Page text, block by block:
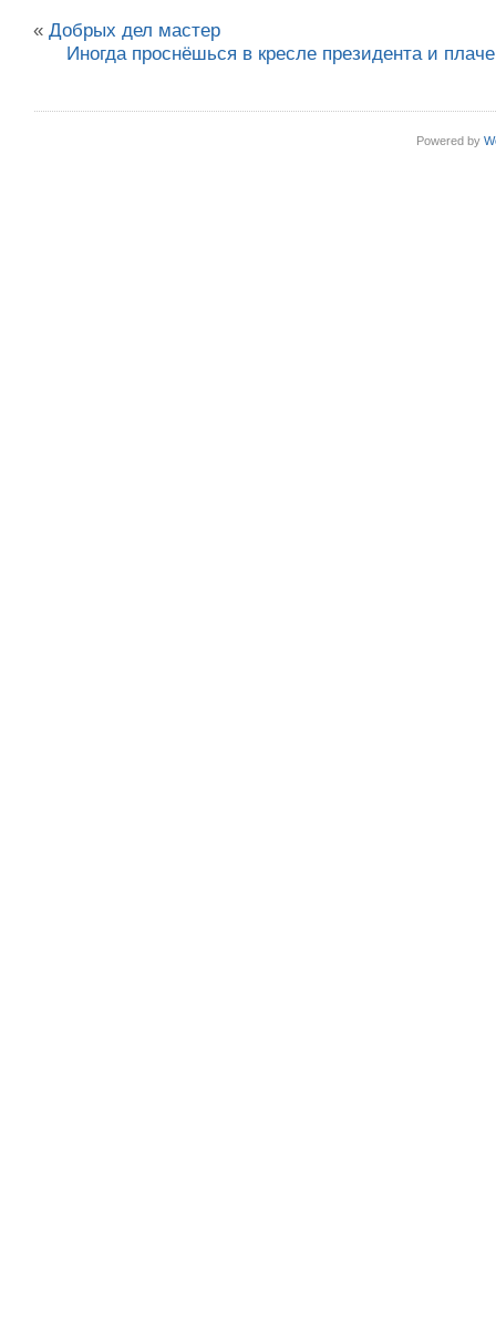
« Добрых дел мастер
Иногда проснёшься в кресле президента и
Powered by